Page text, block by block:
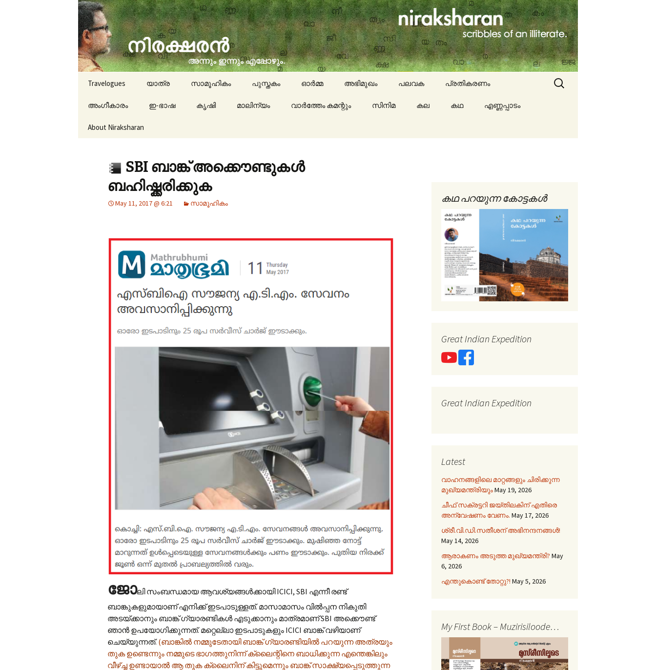
niraksharan (നിരക്ഷരൻ)
travelogues, book reviews, social issues, cinema, memories & lot more…
Skip to content
Travelogues യാത്ര സാമൂഹികം പുസ്തകം ഓർമ്മ അഭിമുഖം പലവക
കായികം
പ്രതികരണം
അംഗീകാരം ഇ-ഭാഷ കൃഷി മാലിന്യം വാർത്തേം കമന്റും സിനിമ കല കഥ എണ്ണപ്പാടം
About Niraksharan
Search
for:
SBI ബാങ്ക് അക്കൌണ്ടുകൾ
ബഹിഷ്ക്കരിക്കുക
May 11, 2017 @ 6:21 സാമൂഹികം
ജോലി സംബന്ധമായ ആവശ്യങ്ങൾക്കായി ICICI, SBI എന്നീ രണ്ട്
ബാങ്കുകളുമായാണ് എനിക്ക് ഇടപാടുള്ളത്. മാസാമാസം വിൽ‌പ്പന നികുതി
അടയ്ക്കാനും ബാങ്ക് ഗ്യാരണ്ടികൾ എടുക്കാനും മാത്രമാണ് SBI അക്കൌണ്ട്
ഞാൻ ഉപയോഗിക്കുന്നത്. മറ്റെല്ലാ ഇടപാടുകളും ICICI ബാങ്ക് വഴിയാണ്
ചെയ്യുന്നത്.(ബാങ്കിൽ നമ്മുടേതായി ബാങ്ക് ഗ്യാരണ്ടിയിൽ പറയുന്ന അത്രയും
തുക ഉണ്ടെന്നും നമ്മുടെ ഭാഗത്തുനിന്ന് ക്ലൈന്റിനെ ബാധിക്കുന്ന എന്തെങ്കിലും
വീഴ്ച്ച ഉണ്ടായാൽ ആ തുക ക്ലൈനിന് കിട്ടുമെന്നും ബാങ്ക് സാക്ഷ്യപ്പെടുത്തുന്ന
കഥ പറയുന്ന കോട്ടകൾ
Great Indian Expedition
Great Indian Expedition
Latest
വാഹനങ്ങളിലെ മാറ്റങ്ങളും ചിരിക്കുന്ന
മുഖ്യമന്ത്രിയുംMay 19, 2026
ചീഫ് സക്രട്ടറി ജയ്തിലകിന് എതിരെ
അന്വേഷണം വേണം. May 17, 2026
ശ്രീ.വി.ഡി.സതീശന് അഭിനന്ദനങ്ങൾ!
May 14, 2026
ആരാകണം അടുത്ത മുഖ്യമന്ത്രി? May
6, 2026
എന്തുകൊണ്ട് തോറ്റു?! May 5, 2026
My First Book – Muzirisiloode…